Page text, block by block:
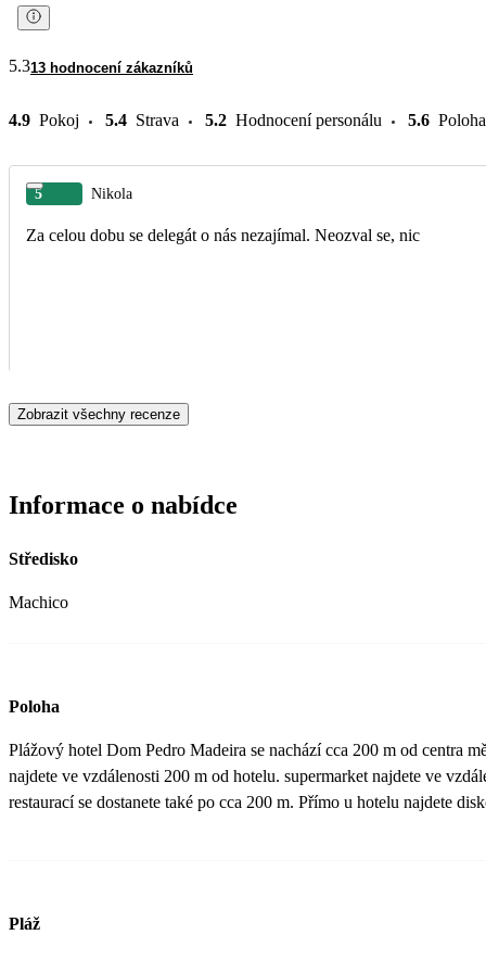
5.313 hodnocení zákazníků
4.9 Pokoj 5.4 Strava 5.2 Hodnocení personálu 5.6 Poloha
5 Nikola
Za celou dobu se delegát o nás nezajímal. Neozval se, nic
Zobrazit všechny recenze
Informace o nabídce
Středisko
Machico
Poloha
Plážový hotel Dom Pedro Madeira se nachází cca 200 m od centra
najdete ve vzdálenosti 200 m od hotelu. supermarket najdete ve
restaurací se dostanete také po cca 200 m. Přímo u hotelu najdete
Pláž